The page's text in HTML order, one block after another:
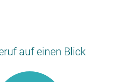
auf einen Blick